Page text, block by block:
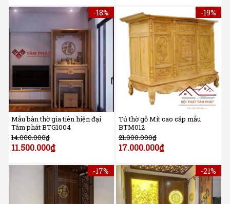
-18%
Mẫu bàn thờ gia tiên hiện đại
Tâm phát BTG1004
14.000.000₫
11.500.000₫
-19%
Tủ thờ gỗ Mít cao cấp mẫu
BTM012
21.000.000₫
17.000.000₫
-17% -21%